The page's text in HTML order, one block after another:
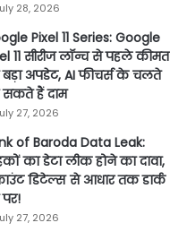
28, 2026
Pixel 11 Series: Google
11 सीरीज लॉन्च से पहले कीमत
अपडेट, AI फीचर्स के चलते
हैं दाम
27, 2026
of Baroda Data Leak:
का डेटा लीक होने का दावा,
डिटेल्स से आधार तक डार्क
27, 2026